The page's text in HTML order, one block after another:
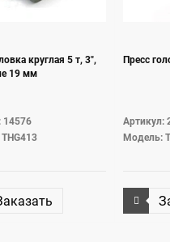
круглая 5 т, 3",
19 мм
14576
Пресс
Артикул:
Модель: